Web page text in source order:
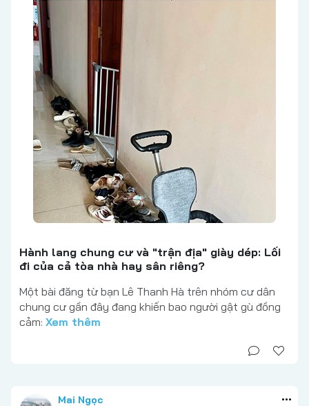
Hành lang chung cư và "trận địa" giày dép: Lối
đi của cả tòa nhà hay sân riêng?
Một bài đăng từ bạn Lê Thanh Hà trên nhóm cư dân
chung cư gần đây đang khiến bao người gật gù đồng
cảm: Xem thêm
Mai Ngọc